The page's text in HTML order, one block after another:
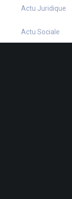
Actu Juridique
Actu Sociale